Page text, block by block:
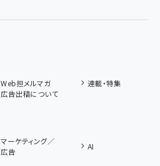
Web担メルマガ
連載・特集
広告出稿について
マーケティング／
広告
AI